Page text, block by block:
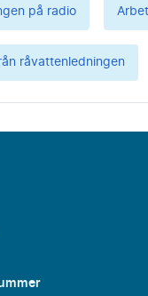
på radio
råvattenledningen